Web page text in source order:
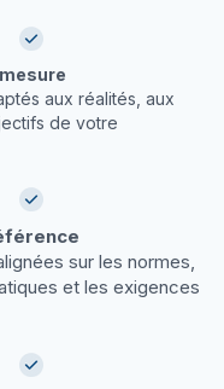
aux réalités, aux
de votre
sur les normes,
et les exigences